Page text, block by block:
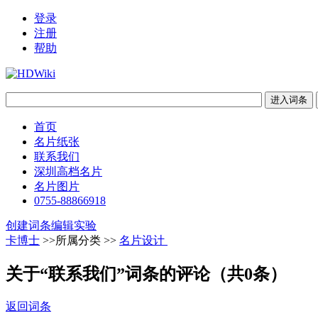
登录
注册
帮助
首页
名片纸张
联系我们
深圳高档名片
名片图片
0755-88866918
创建词条编辑实验
卡博士 >>所属分类 >> 名片设计
关于“联系我们”词条的评论（共0条）
返回词条